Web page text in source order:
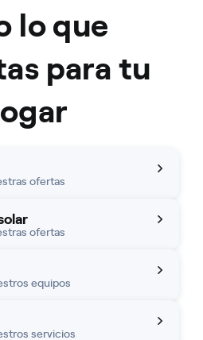
lo que
para tu
ofertas
ofertas
equipos
servicios